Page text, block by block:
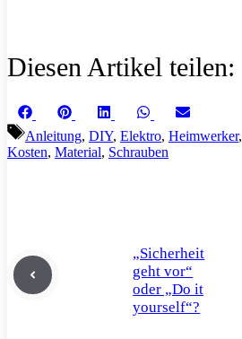
Diesen Artikel teilen:
Share
on
FacebookShare
Pinterest Share
on
LinkedInShare
WhatsApp
Share
Schlagwörter
Anleitung, DIY, Elektro, Heimwerker,
Kosten, Material, Schrauben
„Sicherheit
geht vor“
oder „Do it
yourself“?